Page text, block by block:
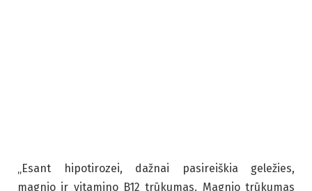
„Esant hipotirozei, dažnai pasireiškia geležies,
magnio ir vitamino B12 trūkumas. Magnio trūkumas